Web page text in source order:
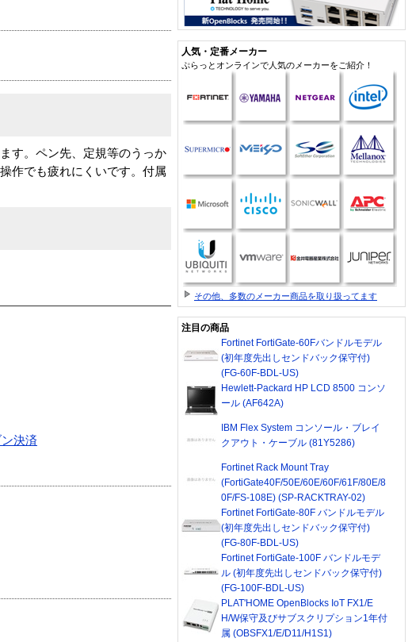
す。ペン先、定規等のうっか
作でも疲れにくいです。付属
決済
人気・定番メーカー
ぷらっとオンラインで人気のメーカーをご紹介！
その他、多数のメーカー商品を取り扱ってます
注目の商品
Fortinet FortiGate-60Fバンドルモデル
(初年度先出しセンドバック保守付)
(FG-60F-BDL-US)
Hewlett-Packard HP LCD 8500 コンソ
ール (AF642A)
IBM Flex System コンソール・ブレイ
クアウト・ケーブル (81Y5286)
Fortinet Rack Mount Tray
(FortiGate40F/50E/60E/60F/61F/80E/8
0F/FS-108E) (SP-RACKTRAY-02)
Fortinet FortiGate-80F バンドルモデル
(初年度先出しセンドバック保守付)
(FG-80F-BDL-US)
Fortinet FortiGate-100F バンドルモデ
ル (初年度先出しセンドバック保守付)
(FG-100F-BDL-US)
PLAT'HOME OpenBlocks IoT FX1/E
H/W保守及びサブスクリプション1年付
属 (OBSFX1/E/D11/H1S1)